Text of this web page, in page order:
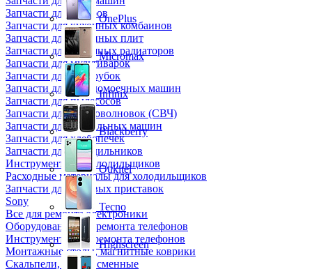
Запчасти для кулеров
Запчасти для кухонных комбаинов
Запчасти для кухонных плит
Запчасти для масляных радиаторов
Запчасти для мультиварок
Запчасти для мясорубок
Запчасти для посудомоечных машин
Запчасти для пылесосов
Запчасти для микроволновок (СВЧ)
Запчасти для стиральных машин
Запчасти для хлебопечек
Запчасти для холодильников
Инструмент для холодильщиков
Расходные материалы для холодильщиков
Запчасти для игровых приставок
Sony
Все для ремонта электроники
Оборудование для ремонта телефонов
Инструменты для ремонта телефонов
Монтажные столы, магнитные коврики
Скальпели, лезвия сменные
OnePlus
Micromax
Infinix
Blackberry
Oukitel
Tecno
Highscreen